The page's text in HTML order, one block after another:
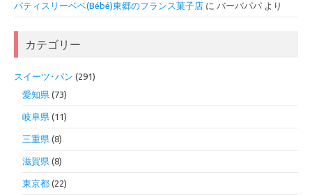
パティスリーベベ(Bébé)東郷のフランス菓子店 に バーバパパ より
カテゴリー
スイーツ･パン (291)
愛知県 (73)
岐阜県 (11)
三重県 (8)
滋賀県 (8)
東京都 (22)